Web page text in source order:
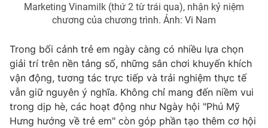
Marketing Vinamilk (thứ 2 từ trái qua), nhận kỷ niệm
chương của chương trình. Ảnh: Vi Nam
Trong bối cảnh trẻ em ngày càng có nhiều lựa chọn
giải trí trên nền tảng số, những sân chơi khuyến khích
vận động, tương tác trực tiếp và trải nghiệm thực tế
vẫn giữ nguyên ý nghĩa. Không chỉ mang đến niềm vui
trong dịp hè, các hoạt động như Ngày hội "Phú Mỹ
Hưng hướng về trẻ em" còn góp phần tạo thêm cơ hội